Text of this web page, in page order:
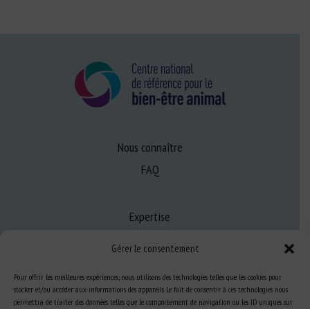
Gérer le consentement
Pour offrir les meilleures expériences, nous utilisons des technologies telles que les cookies pour
stocker et/ou accéder aux informations des appareils. Le fait de consentir à ces technologies nous
permettra de traiter des données telles que le comportement de navigation ou les ID uniques sur
Nous connaître
FAQ
Expertise